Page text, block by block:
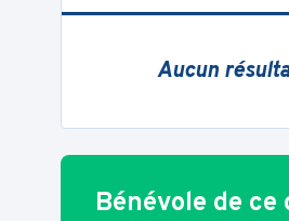
Aucun
Bénévole de ce